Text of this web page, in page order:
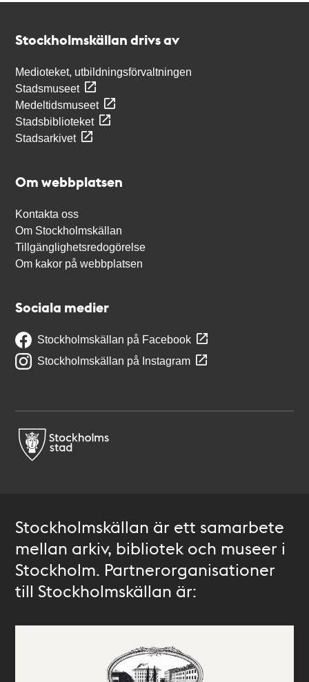
Stockholmskällan drivs av
Medioteket, utbildningsförvaltningen
Stadsmuseet
Medeltidsmuseet
Stadsbiblioteket
Stadsarkivet
Om webbplatsen
Kontakta oss
Om Stockholmskällan
Tillgänglighetsredogörelse
Om kakor på webbplatsen
Sociala medier
Stockholmskällan på Facebook
Stockholmskällan på Instagram
Stockholmskällan är ett samarbete
mellan arkiv, bibliotek och museer i
Stockholm. Partnerorganisationer
till Stockholmskällan är: